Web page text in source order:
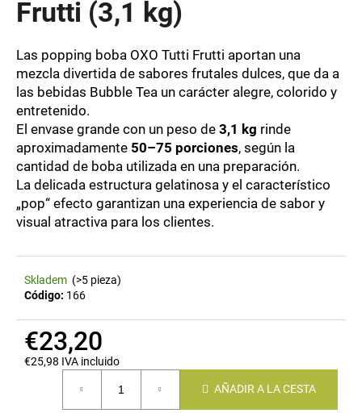
Frutti (3,1 kg)
Las popping boba OXO Tutti Frutti aportan una
mezcla divertida de sabores frutales dulces, que da a
las bebidas Bubble Tea un carácter alegre, colorido y
entretenido.
El envase grande con un peso de 3,1 kg rinde
aproximadamente 50–75 porciones, según la
cantidad de boba utilizada en una preparación.
La delicada estructura gelatinosa y el característico
„pop“ efecto garantizan una experiencia de sabor y
visual atractiva para los clientes.
Skladem (>5 pieza)
Código: 166
€23,20
€25,98 IVA incluido
AÑADIR A LA CESTA
R
e
c
o
m
e
n
d
a
m